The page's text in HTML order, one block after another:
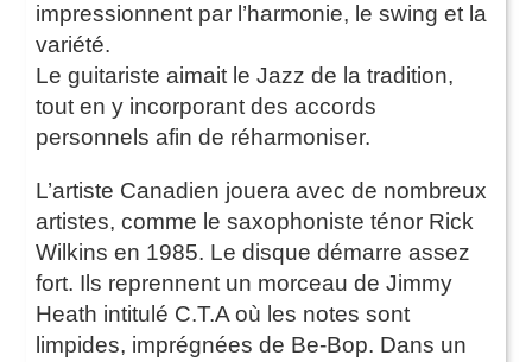
impressionnent par l’harmonie, le swing et la
variété.
Le guitariste aimait le Jazz de la tradition,
tout en y incorporant des accords
personnels afin de réharmoniser.
L’artiste Canadien jouera avec de nombreux
artistes, comme le saxophoniste ténor Rick
Wilkins en 1985. Le disque démarre assez
fort. Ils reprennent un morceau de Jimmy
Heath intitulé C.T.A où les notes sont
limpides, imprégnées de Be-Bop. Dans un